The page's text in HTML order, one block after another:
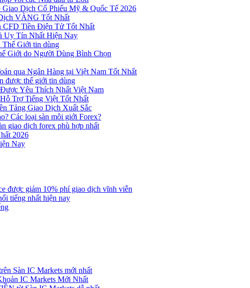
Giao Dịch Cổ Phiếu Mỹ & Quốc Tế 2026
VÀNG Tốt Nhất
CFD Tiền Điện Tử Tốt Nhất
Uy Tín Nhất Hiện Nay
Thế Giới tin dùng
Giới do Người Dùng Bình Chọn
qua Ngân Hàng tại Việt Nam Tốt Nhất
được thế giới tin dùng
Yêu Thích Nhất Việt Nam
Trợ Tiếng Việt Tốt Nhất
Tảng Giao Dịch Xuất Sắc
Các loại sàn môi giới Forex?
giao dịch forex phù hợp nhất
2026
Nay
được giảm 10% phí giao dịch vĩnh viễn
tiếng nhất hiện nay
Sàn IC Markets mới nhất
IC Markets Mới Nhất